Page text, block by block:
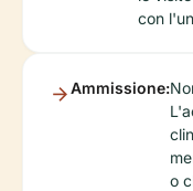
con
Ammissione:
o